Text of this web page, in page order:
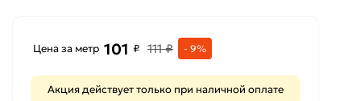
Цена за метр 101 ₽ 111 ₽ - 9%
Акция действует только при наличной оплате